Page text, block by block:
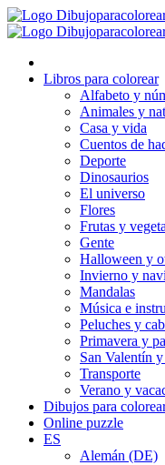
Ir
al
Libros para colorear
Alfabeto y
Animales y
Casa y vida
Cuentos de
Deporte
Dinosaurios
El universo
Flores
Frutas y
Gente
Halloween y
Invierno y
Mandalas
Música e
Peluches y
Primavera y
San Valentín
Transporte
Verano y
Dibujos para
Online puzzle
ES
Alemán (DE)